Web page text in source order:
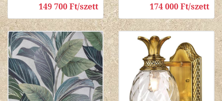
149 700 Ft/szett 174 000 Ft/szett